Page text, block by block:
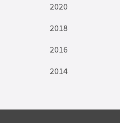
2020
2018
2016
2014